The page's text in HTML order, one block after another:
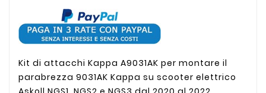
Kit di attacchi Kappa A9031AK per montare il
parabrezza 9031AK Kappa su scooter elettrico